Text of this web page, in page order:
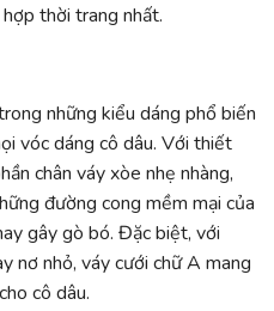
thời trang nhất.
những kiểu dáng phổ biến
vóc dáng cô dâu. Với thiết
chân váy xòe nhẹ nhàng,
đường cong mềm mại của
gây gò bó. Đặc biệt, với
nơ nhỏ, váy cưới chữ A mang
cô dâu.